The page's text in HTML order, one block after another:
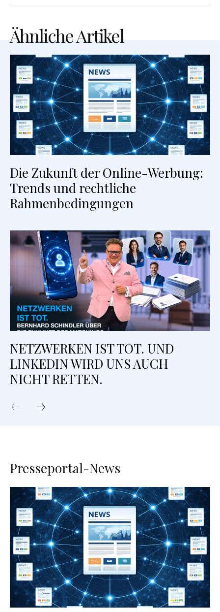
Ähnliche Artikel
Die Zukunft der Online-Werbung:
Trends und rechtliche
Rahmenbedingungen
NETZWERKEN IST TOT. UND
LINKEDIN WIRD UNS AUCH
NICHT RETTEN.
Presseportal-News